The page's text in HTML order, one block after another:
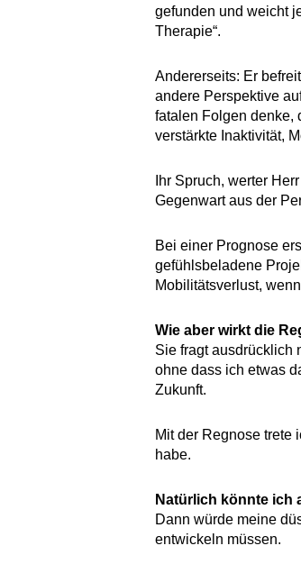
gefunden und weicht
Therapie“.
Andererseits: Er
andere Perspektive
fatalen Folgen denke,
verstärkte Inaktivität,
Ihr Spruch, werter
Gegenwart aus der
Bei einer Prognose
gefühlsbeladene
Mobilitätsverlust,
Wie aber wirkt die
Sie fragt ausdrücklich
ohne dass ich etwas
Zukunft.
Mit der Regnose trete
habe.
Natürlich könnte ich
Dann würde meine
entwickeln müssen.